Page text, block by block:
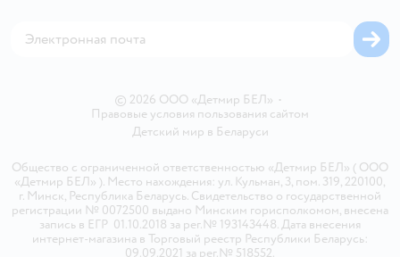
© 2026 ООО «Детмир БЕЛ» •
Правовые условия пользования сайтом
Детский мир в Беларуси
Общество с ограниченной ответственностью «Детмир БЕЛ» ( ООО
«Детмир БЕЛ» ). Место нахождения: ул. Кульман, 3, пом. 319, 220100,
г. Минск, Республика Беларусь. Свидетельство о государственной
регистрации № 0072500 выдано Минским горисполкомом, внесена
запись в ЕГР 01.10.2018 за рег.№ 193143448. Дата внесения
интернет-магазина в Торговый реестр Республики Беларусь:
09.09.2021 за рег.№ 518552.